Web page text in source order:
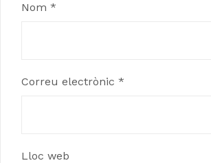
Nom *
Correu electrònic *
Lloc web